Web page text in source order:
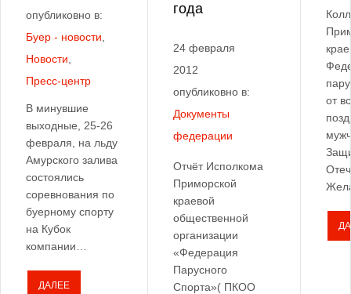
опубликовно в:
Буер - новости
Новости
Пресс-центр
В минувшие
выходные, 25-26
февраля, на льду
Амурского залива
состоялись
соревнования по
буерному спорту
на Кубок
компании…
ДАЛЕЕ
года
24 февраля
2012
опубликовно в:
Документы
федерации
Отчёт Исполкома
Приморской
краевой
общественной
организации
«Федерация
Парусного
Спорта»( ПКОО
от